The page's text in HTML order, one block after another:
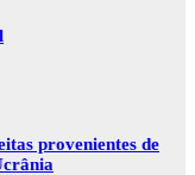
provenientes de